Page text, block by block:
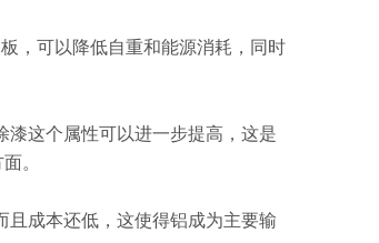
，可以降低自重和能源消耗，同时
这个属性可以进一步提高，这是
。
成本还低，这使得铝成为主要输